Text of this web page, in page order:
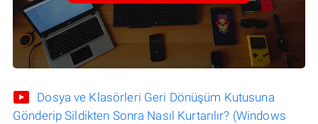
Dosya ve Klasörleri Geri Dönüşüm Kutusuna
Gönderip Sildikten Sonra Nasıl Kurtarılır? (Windows